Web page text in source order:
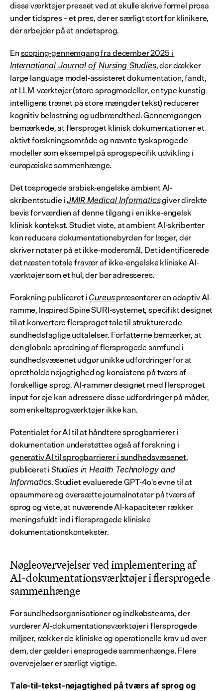
disse værktøjer presset ved at skulle skrive formel prosa
under tidspres – et pres, der er særligt stort for klinikere,
der arbejder på et andetsprog.
En
International Journal of Nursing Studies, der dækker
large language model-assisteret dokumentation, fandt,
at LLM-værktøjer (store sprogmodeller, en type kunstig
intelligens trænet på store mængder tekst) reducerer
kognitiv belastning og udbrændthed. Gennemgangen
bemærkede, at flersproget klinisk dokumentation er et
aktivt forskningsområde og nævnte tysksprogede
modeller som eksempel på sprogspecifik udvikling i
europæiske sammenhænge.
Det tosprogede arabisk-engelske ambient AI-
skribentstudie i JMIR Medical Informatics giver direkte
bevis for værdien af denne tilgang i en ikke-engelsk
klinisk kontekst. Studiet viste, at ambient AI-skribenter
kan reducere dokumentationsbyrden for læger, der
skriver notater på et ikke-modersmål. Det identificerede
det næsten totale fravær af ikke-engelske kliniske AI-
værktøjer som et hul, der bør adresseres.
Forskning publiceret i Cureus præsenterer en adaptiv AI-
ramme, Inspired Spine SURI-systemet, specifikt designet
til at konvertere flersproget tale til strukturerede
sundhedsfaglige udtalelser. Forfatterne bemærker, at
den globale spredning af flersprogede samfund i
sundhedsvæsenet udgør unikke udfordringer for at
opretholde nøjagtighed og konsistens på tværs af
forskellige sprog. AI-rammer designet med flersproget
input for øje kan adressere disse udfordringer på måder,
som enkeltsprogværktøjer ikke kan.
Potentialet for AI til at håndtere sprogbarrierer i
generativ AI til sprogbarrierer i sundhedsvæsenet,
publiceret i Studies in Health Technology and
Informatics. Studiet evaluerede GPT-4o's evne til at
opsummere og oversætte journalnotater på tværs af
sprog og viste, at nuværende AI-kapaciteter rækker
meningsfuldt ind i flersprogede kliniske
dokumentationskontekster.
Nøgleovervejelser ved implementering af
AI-dokumentationsværktøjer i flersprogede
sammenhænge
For sundhedsorganisationer og indkøbsteams, der
vurderer AI-dokumentationsværktøjer i flersprogede
miljøer, rækker de kliniske og operationelle krav ud over
dem, der gælder i ensprogede sammenhænge. Flere
overvejelser er særligt vigtige.
Tale-til-tekst-nøjagtighed på tværs af sprog og